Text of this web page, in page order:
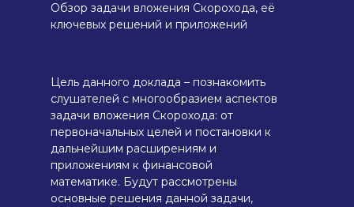
Обзор задачи вложения Скорохода, её
ключевых решений и приложений
АННОТАЦИЯ
Цель данного доклада – познакомить
слушателей с многообразием аспектов
задачи вложения Скорохода: от
первоначальных целей и постановки к
дальнейшим расширениям и
приложениям к финансовой
математике. Будут рассмотрены
основные решения данной задачи,